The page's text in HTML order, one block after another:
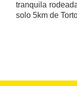
tranquila
solo 5km de